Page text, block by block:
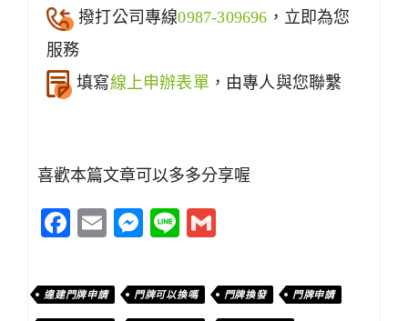
撥打公司專線0987-309696 ，立即為您
服務
填寫線上申辦表單 ，由專人與您聯繫
喜歡本篇文章可以多多分享喔
Facebook
EmailMessenger
Line
違建門牌申請 門牌可以換嗎 門牌換發 門牌申請